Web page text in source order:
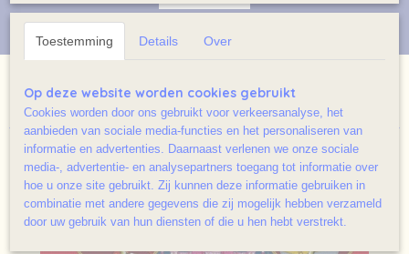
Home >Jeugd licht beschadigd / Ramsj>De Notenkraker en de
kerststreken van de Muizenkoning
Toestemming Details Over
Op deze website worden cookies gebruikt
Cookies worden door ons gebruikt voor verkeersanalyse, het
aanbieden van sociale media-functies en het personaliseren van
informatie en advertenties. Daarnaast verlenen we onze sociale
media-, advertentie- en analysepartners toegang tot informatie over
hoe u onze site gebruikt. Zij kunnen deze informatie gebruiken in
combinatie met andere gegevens die zij mogelijk hebben verzameld
door uw gebruik van hun diensten of die u hen hebt verstrekt.